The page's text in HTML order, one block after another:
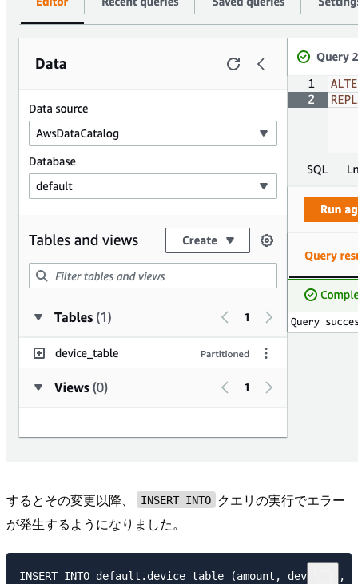
するとその変更以降、 INSERT INTO
クエリの実行でエラー
が発生するようになりました。
INSERT INTO default.device_table (amount, deviceid,